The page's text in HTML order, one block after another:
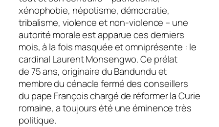
xénophobie, népotisme, démocratie,
tribalisme, violence et non-violence – une
autorité morale est apparue ces derniers
mois, à la fois masquée et omniprésente : le
cardinal Laurent Monsengwo. Ce prélat
de 75 ans, originaire du Bandundu et
membre du cénacle fermé des conseillers
du pape François chargé de réformer la Curie
romaine, a toujours été une éminence très
politique.